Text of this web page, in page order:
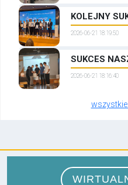
KOLEJNY
2026-06-21 18:19:50
SUKCES
2026-06-21 18:16:40